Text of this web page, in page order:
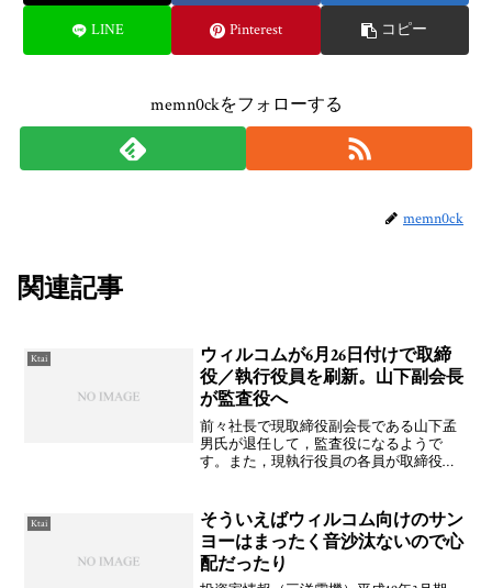
LINE Pinterest コピー
memn0ckをフォローする
memn0ck
関連記事
Ktai
ウィルコムが6月26日付けで取締
役／執行役員を刷新。山下副会長
が監査役へ
前々社長で現取締役副会長である山下孟
男氏が退任して，監査役になるようで
す。また，現執行役員の各員が取締役に
と。役員の異動に関するお知らせ
（WILLCOM）
Ktai
そういえばウィルコム向けのサン
ヨーはまったく音沙汰ないので心
配だったり